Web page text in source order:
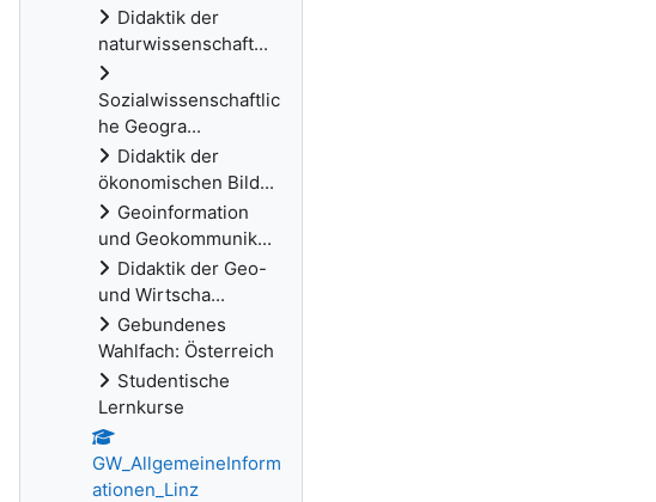
Didaktik der
naturwissenschaft...
Sozialwissenschaftlic
he Geogra...
Didaktik der
ökonomischen Bild...
Geoinformation
und Geokommunik...
Didaktik der Geo-
und Wirtscha...
Gebundenes
Wahlfach: Österreich
Studentische
Lernkurse
GW_AllgemeineInform
ationen_Linz